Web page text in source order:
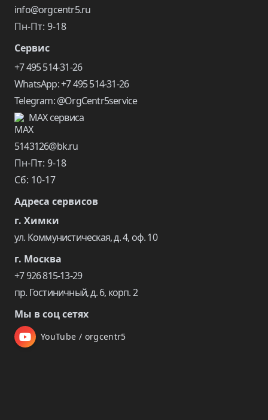
info@orgcentr5.ru
Пн-Пт: 9-18
Сервис
+7 495 514-31-26
WhatsApp: +7 495 514-31-26
Telegram: @OrgCentr5service
MAX сервиса
5143126@bk.ru
Пн-Пт: 9-18
Сб: 10-17
Адреса сервисов
г. Химки
ул. Коммунистическая, д. 4, оф. 10
г. Москва
+7 926 815-13-29
пр. Гостиничный, д. 6, корп. 2
Мы в соц сетях
YouTube / orgcentr5